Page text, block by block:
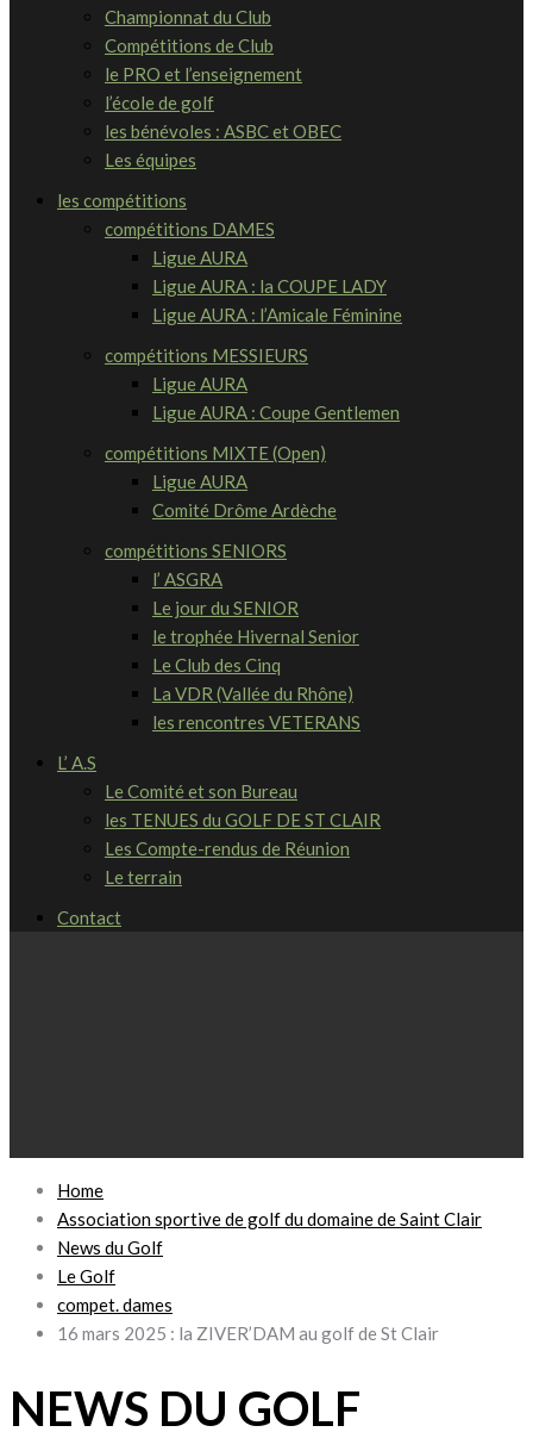
Championnat du Club
Compétitions de Club
le PRO et l’enseignement
l’école de golf
les bénévoles : ASBC et OBEC
Les équipes
les compétitions
compétitions DAMES
Ligue AURA
Ligue AURA : la COUPE LADY
Ligue AURA : l’Amicale Féminine
compétitions MESSIEURS
Ligue AURA
Ligue AURA : Coupe Gentlemen
compétitions MIXTE (Open)
Ligue AURA
Comité Drôme Ardèche
compétitions SENIORS
l’ ASGRA
Le jour du SENIOR
le trophée Hivernal Senior
Le Club des Cinq
La VDR (Vallée du Rhône)
les rencontres VETERANS
L’ A.S
Le Comité et son Bureau
les TENUES du GOLF DE ST CLAIR
Les Compte-rendus de Réunion
Le terrain
Contact
Home
Association sportive de golf du domaine de Saint Clair
News du Golf
Le Golf
compet. dames
16 mars 2025 : la ZIVER’DAM au golf de St Clair
NEWS DU GOLF